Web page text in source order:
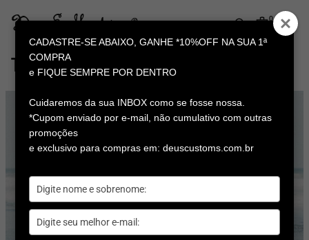
para
conteúdoDeus
Ex
Machina
Brasil
0
itens
The Magazine
CADASTRE-SE ABAIXO, GANHE *10%OFF NA SUA 1ª
COMPRA
e FIQUE SEMPRE POR DENTRO
Cuidaremos da sua INBOX como se fosse nossa.
*Cupom enviado por e-mail, não cumulativo com outras
promoções
e exclusivo para compras em: deuscustoms.com.br
Digite
seu
nome
Digite
seu